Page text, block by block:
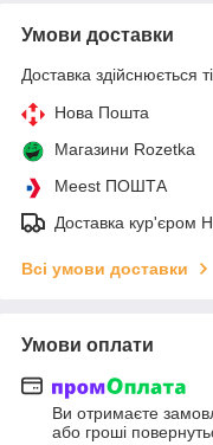
Умови доставки
Доставка здійснюється
Нова Пошта
Магазини Rozetka
Meest ПОШТА
Доставка кур'єром
Всі умови доставки
Умови оплати
Ви отримаєте
або гроші